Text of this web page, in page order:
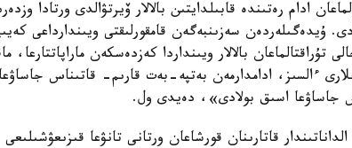
ادام رەتىندە قابىلدايتىن بالالار ۆيرتۋالدى ورتادا
ۇيدەگىلەردەن سەزىنبەگەن قامقورلىقتى ويىندارداعى
بالالار ويىنداردا كەزدەسكەن ماراپاتتارعا،
ءالسىز، ادامدارمەن بەتپە-بەت قارىم- قاتىناس جاساۋعا
جاساۋعا اسىق بولادى»، دەيدى ول.
قاتارىنان قورشاعان ورتانى تانۋعا